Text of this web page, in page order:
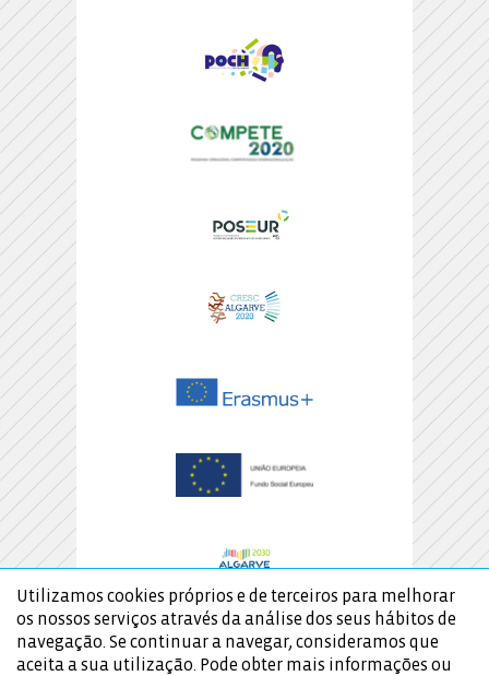
Utilizamos cookies próprios e de terceiros para melhorar
os nossos serviços através da análise dos seus hábitos de
navegação. Se continuar a navegar, consideramos que
aceita a sua utilização. Pode obter mais informações ou